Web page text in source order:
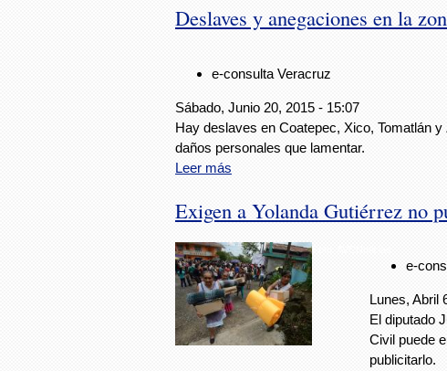
Deslaves y anegaciones en la
e-consulta Veracruz
Sábado, Junio 20, 2015 - 15:07
Hay deslaves en Coatepec, Xico, Tomatlán y
daños personales que lamentar.
Leer más
Exigen a Yolanda Gutiérrez no
e-
Lunes, Abril
El diputado
Civil puede
publicitarlo.